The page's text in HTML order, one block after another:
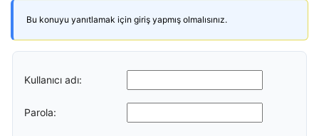
Bu konuyu yanıtlamak için giriş yapmış olmalısınız.
Kullanıcı adı:
Parola: